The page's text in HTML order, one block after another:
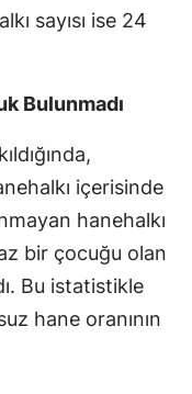
sayısı ise 24
Bulunmadı
içerisinde
hanehalkı
bir çocuğu olan
Bu istatistikle
hane oranının